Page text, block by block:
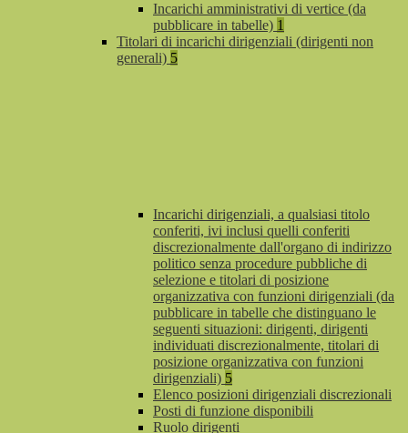
Incarichi amministrativi di vertice (da
pubblicare in tabelle) 1
Titolari di incarichi dirigenziali (dirigenti non
generali) 5
Incarichi dirigenziali, a qualsiasi titolo
conferiti, ivi inclusi quelli conferiti
discrezionalmente dall'organo di indirizzo
politico senza procedure pubbliche di
selezione e titolari di posizione
organizzativa con funzioni dirigenziali (da
pubblicare in tabelle che distinguano le
seguenti situazioni: dirigenti, dirigenti
individuati discrezionalmente, titolari di
posizione organizzativa con funzioni
dirigenziali) 5
Elenco posizioni dirigenziali discrezionali
Posti di funzione disponibili
Ruolo dirigenti